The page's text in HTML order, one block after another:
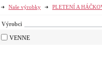
Naše výrobky PLETENÍ A
Výrobci
VENNE